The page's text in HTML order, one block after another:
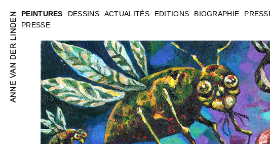
PEINTURES
PRESSE
DESSINS ACTUALITÉS EDITIONS BIOGRAPHIE